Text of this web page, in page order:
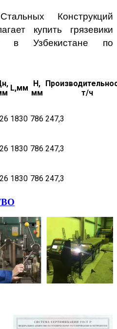
Конструкций
купить грязевики
в Узбекистане по
L,мм
H,
мм
т/ч
1830 786 247,3
1830 786 247,3
1830 786 247,3